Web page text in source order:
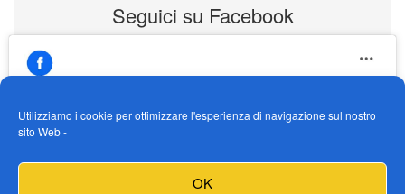
Utilizziamo i cookie per ottimizzare l'esperienza di navigazione sul nostro
sito Web -
OK
Seguici su Facebook
https://www.facebook.com/Vendogokartit/
Fai clic per accettare i cookie marketing e
abilitare questo contenuto